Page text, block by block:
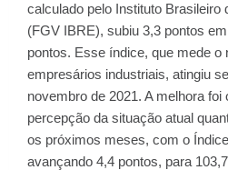
calculado pelo Instituto Brasileiro
(FGV IBRE), subiu 3,3 pontos
pontos. Esse índice, que mede o
empresários industriais, atingiu
novembro de 2021. A melhora foi
percepção da situação atual
os próximos meses, com o
avançando 4,4 pontos, para